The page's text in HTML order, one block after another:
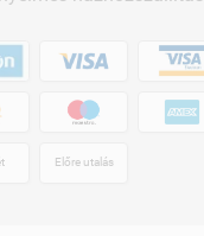
Előre utalás